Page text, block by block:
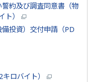
約及び調査同意書（物
ト）
投資）交付申請（PD
キロバイト）